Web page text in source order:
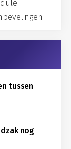
tussen
nog